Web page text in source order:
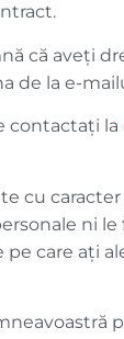
că aveți
de la e-
contactați la
cu
ni
care ați